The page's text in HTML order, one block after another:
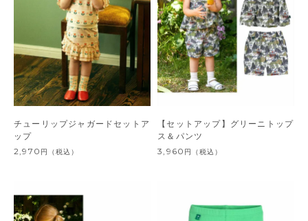
チューリップジャガードセットア
ップ
2,970 円 （税込）
【セットアップ】グリーニトップ
ス＆パンツ
3,960 円 （税込）